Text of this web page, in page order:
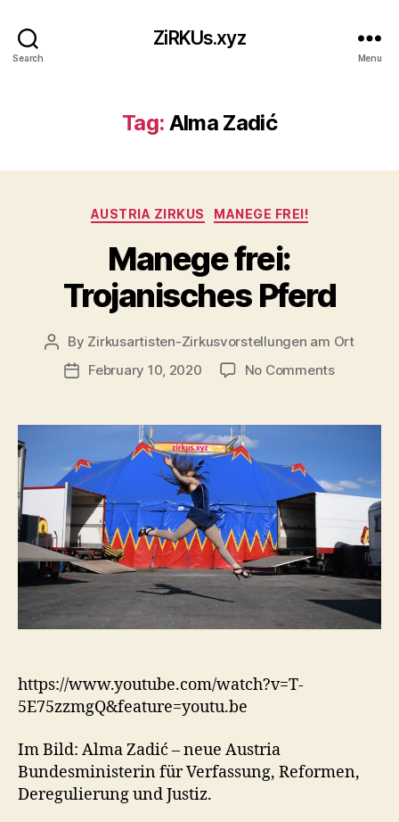
Search
ZiRKUs.xyz
Menu
Tag: Alma Zadić
Categories
AUSTRIA ZIRKUS MANEGE FREI!
Manege frei:
Trojanisches Pferd
Post
author
By Zirkusartisten-Zirkusvorstellungen am Ort
PostFebruary 10, 2020 No Commentson
https://www.youtube.com/watch?v=T-
5E75zzmgQ&feature=youtu.be
Im Bild: Alma Zadić – neue Austria
Bundesministerin für Verfassung, Reformen,
Deregulierung und Justiz.